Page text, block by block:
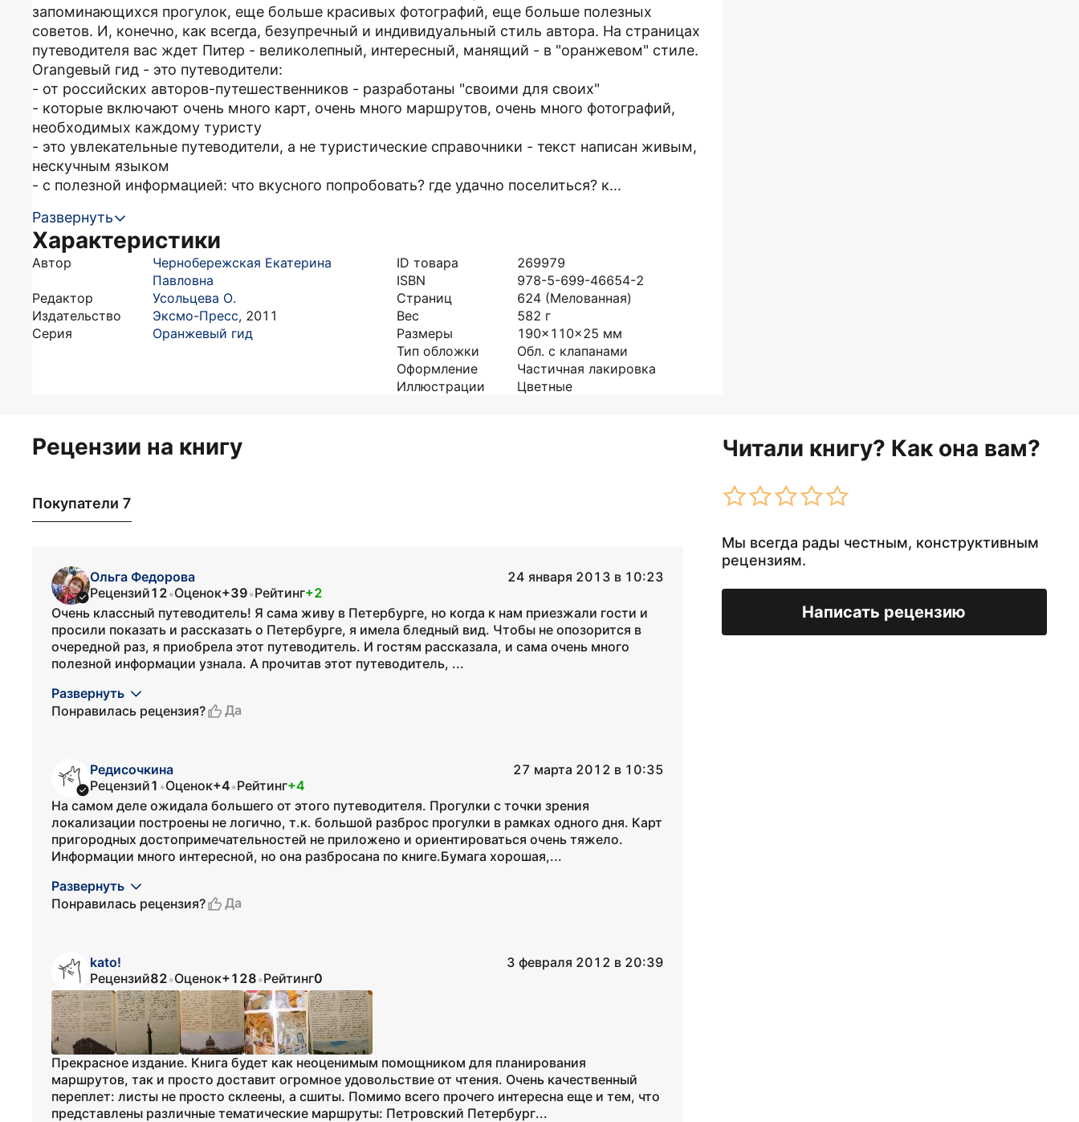
запоминающихся прогулок, еще больше красивых фотографий, еще больше полезных
советов. И, конечно, как всегда, безупречный и индивидуальный стиль автора. На страницах
путеводителя вас ждет Питер - великолепный, интересный, манящий - в "оранжевом" стиле.
Orangeвый гид - это путеводители:
- от российских авторов-путешественников - разработаны "своими для своих"
- которые включают очень много карт, очень много маршрутов, очень много фотографий,
необходимых каждому туристу
- это увлекательные путеводители, а не туристические справочники - текст написан живым,
нескучным языком
- с полезной информацией: что вкусного попробовать? где удачно поселиться? к...
Развернуть
Характеристики
Автор
Чернобережская Екатерина
Павловна
Редактор
Усольцева О.
Издательство
Эксмо-Пресс, 2011
Серия
Оранжевый гид
ID товара
269979
ISBN
978-5-699-46654-2
Страниц
624 (Мелованная)
Вес
582 г
Размеры
190x110x25 мм
Тип обложки
Обл. с клапанами
Оформление
Частичная лакировка
Иллюстрации
Цветные
Рецензии на книгу Читали книгу? Как она вам?
Мы всегда рады честным, конструктивным
рецензиям.
Написать рецензию
Покупатели 7
Ольга Федорова
24 января 2013 в 10:23
Рецензий12•Оценок+39•Рейтинг+2
Очень классный путеводитель! Я сама живу в Петербурге, но когда к нам приезжали гости и
просили показать и рассказать о Петербурге, я имела бледный вид. Чтобы не опозорится в
очередной раз, я приобрела этот путеводитель. И гостям рассказала, и сама очень много
полезной информации узнала. А прочитав этот путеводитель, ...
Развернуть
Понравилась рецензия?
Да
Редисочкина
27 марта 2012 в 10:35
Рецензий1 •Оценок+4•Рейтинг+4
На самом деле ожидала большего от этого путеводителя. Прогулки с точки зрения
локализации построены не логично, т.к. большой разброс прогулки в рамках одного дня. Карт
пригородных достопримечательностей не приложено и ориентироваться очень тяжело.
Информации много интересной, но она разбросана по книге.Бумага хорошая,...
Развернуть
Понравилась рецензия?
Да
kato!
3 февраля 2012 в 20:39
Рецензий82•Оценок+128•Рейтинг0
Прекрасное издание. Книга будет как неоценимым помощником для планирования
маршрутов, так и просто доставит огромное удовольствие от чтения. Очень качественный
переплет: листы не просто склеены, а сшиты. Помимо всего прочего интересна еще и тем, что
представлены различные тематические маршруты: Петровский Петербург...